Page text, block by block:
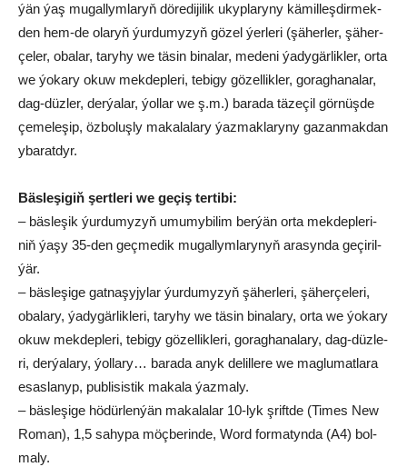
ýän ýaş mu­gal­lym­la­ryň dö­re­di­ji­lik ukyp­la­ry­ny kä­mil­leş­dir­mek­
den hem-de ola­ryň ýur­du­my­zyň gö­zel ýer­le­ri (şä­her­ler, şä­her­
çe­ler, oba­lar, ta­ry­hy we tä­sin bi­na­lar, me­de­ni ýa­dy­gär­lik­ler, or­ta
we ýo­ka­ry okuw mek­dep­le­ri, te­bi­gy gö­zel­lik­ler, go­rag­ha­na­lar,
dag-düz­ler, der­ýa­lar, ýol­lar we ş.m.) ba­ra­da tä­ze­çil gör­nüş­de
çe­me­le­şip, öz­bo­luş­ly ma­ka­la­lary ýaz­mak­la­ry­ny ga­zan­mak­dan
yba­rat­dyr.
Bäs­le­şi­giň şert­le­ri we ge­çiş ter­ti­bi:
– bäs­le­şik ýur­du­my­zyň umu­my­bi­lim ber­ýän or­ta mek­dep­le­ri­
niň ýa­şy 35-den geç­me­dik mu­gal­lym­la­ry­nyň ara­syn­da ge­çi­ril­
ýär.
– bäs­le­şi­ge gat­na­şy­jy­lar ýur­du­my­zyň şä­her­le­ri, şä­her­çe­le­ri,
oba­la­ry, ýa­dy­gär­lik­le­ri, ta­ry­hy we tä­sin bi­na­la­ry, or­ta we ýo­ka­ry
okuw mek­dep­le­ri, te­bi­gy gö­zel­lik­le­ri, go­rag­ha­na­la­ry, dag-düz­le­
ri, der­ýa­la­ry, ýol­la­ry… ba­ra­da anyk de­lil­le­re we mag­lu­mat­la­ra
esas­la­nyp, pub­li­sis­tik ma­ka­la ýaz­ma­ly.
– bäs­le­şi­ge hö­dür­len­ýän ma­ka­la­lar 10-lyk şrift­de (Ti­mes New
Ro­man), 1,5 sa­hy­pa möç­be­rin­de, Word for­ma­tyn­da (A4) bol­
ma­ly.